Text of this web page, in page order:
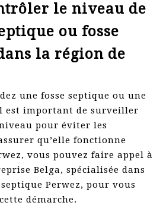
le niveau de
ou fosse
la région de
une fosse septique ou une
est important de surveiller
pour éviter les
qu’elle fonctionne
vous pouvez faire appel à
Belga, spécialisée dans
Perwez, pour vous
démarche.